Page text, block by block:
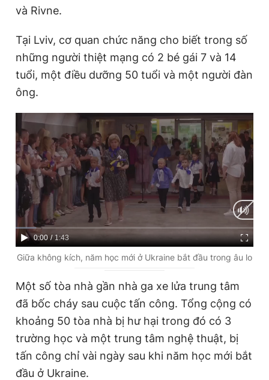
Giấy phép xuất bản số 110/GP - BTTTT cấp ngày 24.3.2020
bản. Phát triển bởi ePi Technologies, JSC.
và Rivne.
Tại Lviv, cơ quan chức năng cho biết trong số
những người thiệt mạng có 2 bé gái 7 và 14
tuổi, một điều dưỡng 50 tuổi và một người đàn
ông.
C
u
r
e
n
t
0:00 / D
u
a
t
n
1:43
Giữa không kích, năm học mới ở Ukraine bắt đầu trong âu lo
Một số tòa nhà gần nhà ga xe lửa trung tâm
đã bốc cháy sau cuộc tấn công. Tổng cộng có
khoảng 50 tòa nhà bị hư hại trong đó có 3
trường học và một trung tâm nghệ thuật, bị
tấn công chỉ vài ngày sau khi năm học mới bắt
đầu ở Ukraine.